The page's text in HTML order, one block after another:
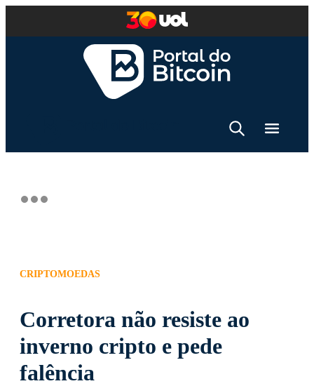
CRIPTOMOEDAS
Corretora não resiste ao
inverno cripto e pede
falência